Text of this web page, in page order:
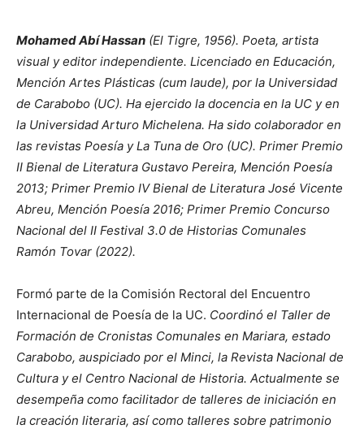
Mohamed Abí Hassan (El Tigre, 1956). Poeta, artista
visual y editor independiente. Licenciado en Educación,
Mención Artes Plásticas (cum laude), por la Universidad
de Carabobo (UC). Ha ejercido la docencia en la UC y en
la Universidad Arturo Michelena. Ha sido colaborador en
las revistas Poesía y La Tuna de Oro (UC). Primer Premio
II Bienal de Literatura Gustavo Pereira, Mención Poesía
2013; Primer Premio IV Bienal de Literatura José Vicente
Abreu, Mención Poesía 2016; Primer Premio Concurso
Nacional del II Festival 3.0 de Historias Comunales
Ramón Tovar (2022).
Formó parte de la Comisión Rectoral del Encuentro
Internacional de Poesía de la UC. Coordinó el Taller de
Formación de Cronistas Comunales en Mariara, estado
Carabobo, auspiciado por el Minci, la Revista Nacional de
Cultura y el Centro Nacional de Historia. Actualmente se
desempeña como facilitador de talleres de iniciación en
la creación literaria, así como talleres sobre patrimonio